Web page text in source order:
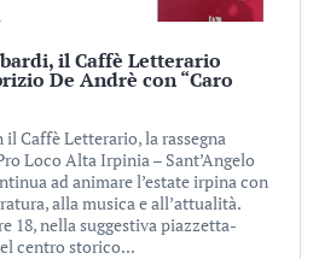
il Caffè Letterario
De Andrè con “Caro
Caffè Letterario, la rassegna
Loco Alta Irpinia – Sant’Angelo
ad animare l’estate irpina con
alla musica e all’attualità.
18, nella suggestiva piazzetta-
centro storico...